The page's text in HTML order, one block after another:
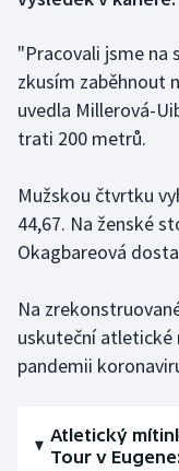
Golf
Gymnastika
Házená
Jezdectví
Judo
Krasobruslení
Lyže a snowboard
"Pracovali jsme na
zkusím zaběhnout
uvedla Millerová-
trati 200 metrů.
Mužskou čtvrtku
44,67. Na ženské
Okagbareová
Na
uskuteční
pandemii
Atletický
Tour v